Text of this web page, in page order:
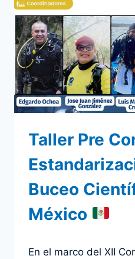
CON
ALETAS
2024.
COLOMBIA
Taller Pre
Buceo
México
admin
En el marco del XII